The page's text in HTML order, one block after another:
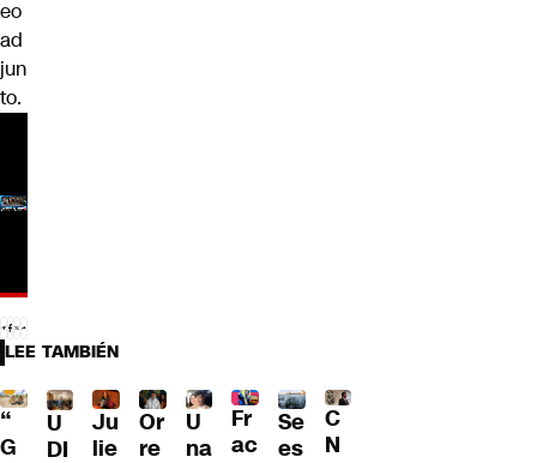
eo
ad
jun
to.
LEE TAMBIÉN
“
G
U
DI
Ju
lie
Or
re
U
na
Fr
ac
Se
es
C
N